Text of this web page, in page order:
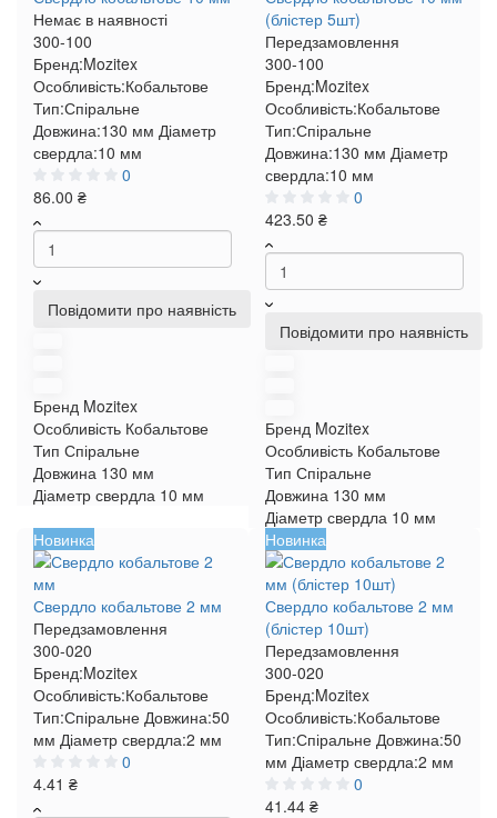
Немає в наявності
300-100
Бренд:Mozitex
Особливість:Кобальтове
Тип:Спіральне
Довжина:130 мм Діаметр
свердла:10 мм
0
86.00 ₴
Повідомити про наявність
Бренд Mozitex
Особливість Кобальтове
Тип Спіральне
Довжина 130 мм
Діаметр свердла 10 мм
(блістер 5шт)
Передзамовлення
300-100
Бренд:Mozitex
Особливість:Кобальтове
Тип:Спіральне
Довжина:130 мм Діаметр
свердла:10 мм
0
423.50 ₴
Повідомити про наявність
Бренд Mozitex
Особливість Кобальтове
Тип Спіральне
Довжина 130 мм
Діаметр свердла 10 мм
Новинка
Свердло кобальтове 2 мм
Передзамовлення
300-020
Бренд:Mozitex
Особливість:Кобальтове
Тип:Спіральне Довжина:50
мм Діаметр свердла:2 мм
0
4.41 ₴
Новинка
Свердло кобальтове 2 мм
(блістер 10шт)
Передзамовлення
300-020
Бренд:Mozitex
Особливість:Кобальтове
Тип:Спіральне Довжина:50
мм Діаметр свердла:2 мм
0
41.44 ₴